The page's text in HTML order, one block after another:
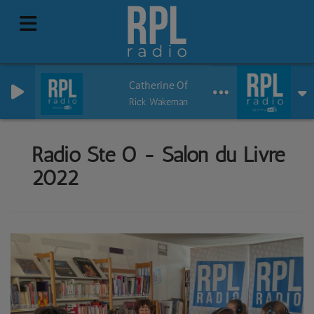
Catherine Of Aragon
Rick Wakeman
Radio Ste O - Salon du Livre
2022